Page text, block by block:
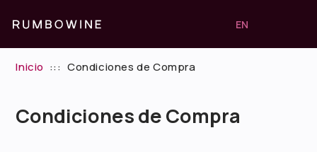
EN
Inicio ::: Condiciones de Compra
Condiciones de Compra